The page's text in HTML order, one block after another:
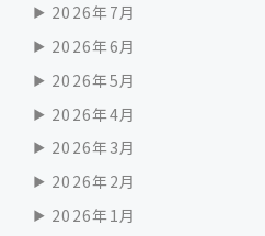
2026年7月
2026年6月
2026年5月
2026年4月
2026年3月
2026年2月
2026年1月